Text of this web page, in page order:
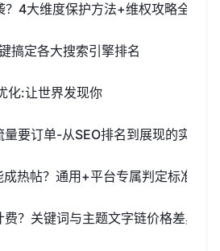
4大维度保护方法+维权攻略全解析
搞定各大搜索引擎排名
化:让世界发现你
要订单-从SEO排名到展现的实战策
成热帖？通用+平台专属判定标准全
费？关键词与主题文字链价格差异揭